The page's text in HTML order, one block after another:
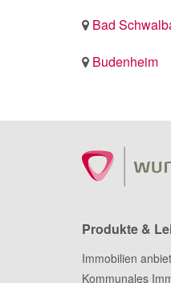
Bad
Budenheim
Produkte &
Immobilien
Kommunales